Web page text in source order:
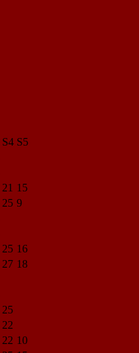
S4 S5
21 15
25 9
25 16
27 18
25
22
22 10